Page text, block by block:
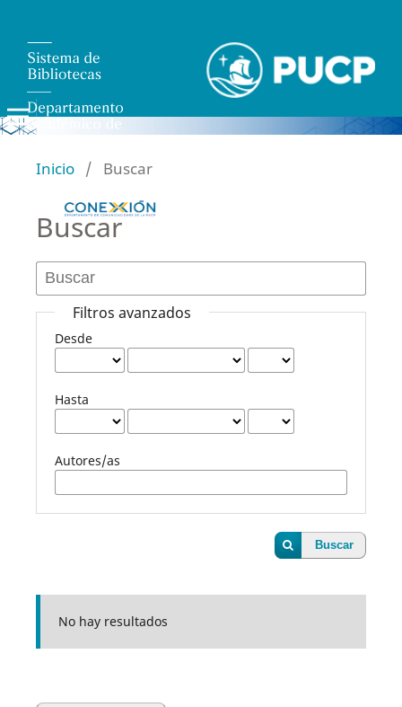
Inicio / Buscar
Buscar
Filtros avanzados
Desde
Hasta
Autores/as
Buscar
No hay resultados